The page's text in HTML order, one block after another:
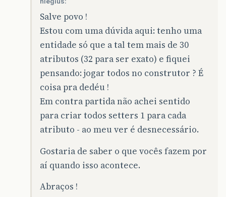
Salve povo !
Estou com uma dúvida aqui: tenho uma
entidade só que a tal tem mais de 30
atributos (32 para ser exato) e fiquei
pensando: jogar todos no construtor ? É
coisa pra dedéu !
Em contra partida não achei sentido
para criar todos setters 1 para cada
atributo - ao meu ver é desnecessário.
Gostaria de saber o que vocês fazem por
aí quando isso acontece.
Abraços !